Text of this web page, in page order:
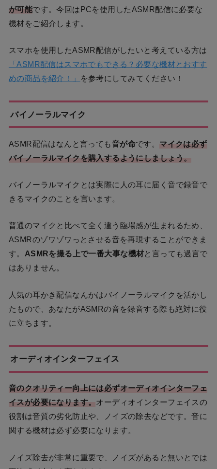
が可能です。今回はPCを使用したASMR配信に必要な
機材をご紹介します。
スマホを使用したASMR配信がしたいと考えている方は
「ASMR配信はスマホでもできる？必要な機材とおすす
めの商品を紹介！」
を参考にしてみてください！
バイノーラルマイク
ASMR配信はなんと言っても音が命です。 マイクは必ず
バイノーラルマイクを購入するようにしましょう。
バイノーラルマイクとは実際に人の耳に届く音で録音で
きるマイクのことを言います。
普通のマイクと比べて全く違う臨場感が生まれるため、
ASMRのゾワゾワっとさせる音を再現することができま
す。 ASMRを撮る上で一番大事な機材と言っても過言で
はありません。
人気の耳かき配信なんかはバイノーラルマイクを活かし
たもので、あなたがASMRの音を録音する際も絶対に役
に立ちます。
オーディオインターフェイス
音のクオリティー向上には必ずオーディオインターフェ
イスが必要になります。 オーディオインターフェイスの
役割は音質の劣化防止や、ノイズの除去などです。音に
関する機材は必ず必要になります。
ノイズ除去が非常に重要で、ノイズがあると無いとでは